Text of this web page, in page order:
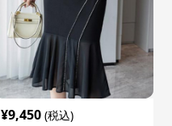
¥9,450 (税込)